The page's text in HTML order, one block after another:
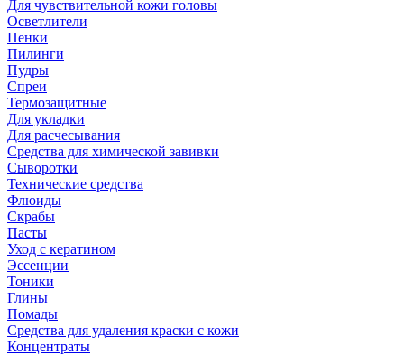
Для чувствительной кожи головы
Осветлители
Пенки
Пилинги
Пудры
Спреи
Термозащитные
Для укладки
Для расчесывания
Средства для химической завивки
Сыворотки
Технические средства
Флюиды
Скрабы
Пасты
Уход с кератином
Эссенции
Тоники
Глины
Помады
Средства для удаления краски с кожи
Концентраты